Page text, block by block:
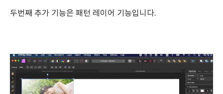
두번째 추가 기능은 패턴 레이어 기능입니다.